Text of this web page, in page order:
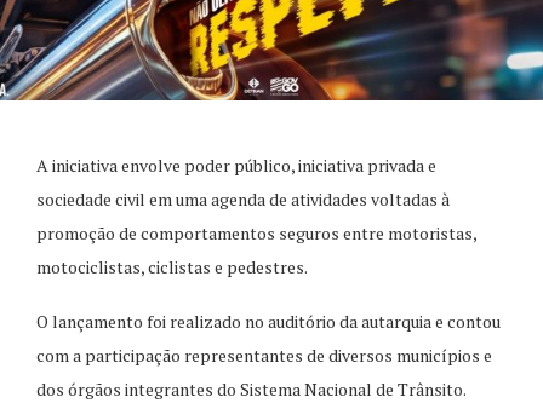
A iniciativa envolve poder público, iniciativa privada e
sociedade civil em uma agenda de atividades voltadas à
promoção de comportamentos seguros entre motoristas,
motociclistas, ciclistas e pedestres.
O lançamento foi realizado no auditório da autarquia e contou
com a participação representantes de diversos municípios e
dos órgãos integrantes do Sistema Nacional de Trânsito.